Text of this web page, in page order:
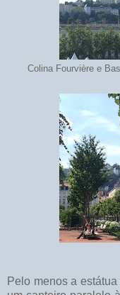
Colina Fourvière e
Pelo menos a